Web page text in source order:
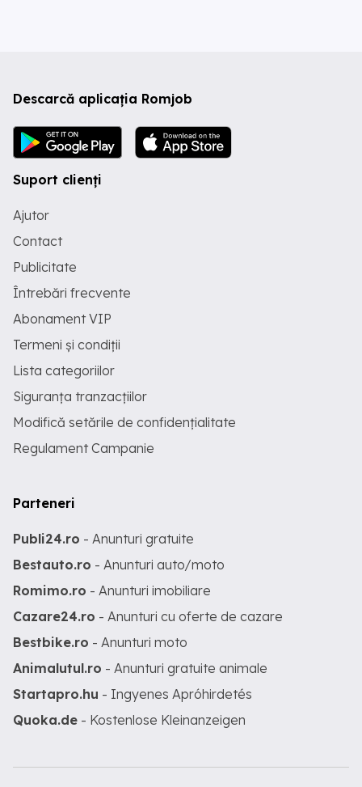
Descarcă aplicația Romjob
Suport clienți
Ajutor
Contact
Publicitate
Întrebări frecvente
Abonament VIP
Termeni și condiții
Lista categoriilor
Siguranța tranzacțiilor
Modifică setările de confidențialitate
Regulament Campanie
Parteneri
Publi24.ro - Anunturi gratuite
Bestauto.ro - Anunturi auto/moto
Romimo.ro - Anunturi imobiliare
Cazare24.ro - Anunturi cu oferte de cazare
Bestbike.ro - Anunturi moto
Animalutul.ro - Anunturi gratuite animale
Startapro.hu - Ingyenes Apróhirdetés
Quoka.de - Kostenlose Kleinanzeigen